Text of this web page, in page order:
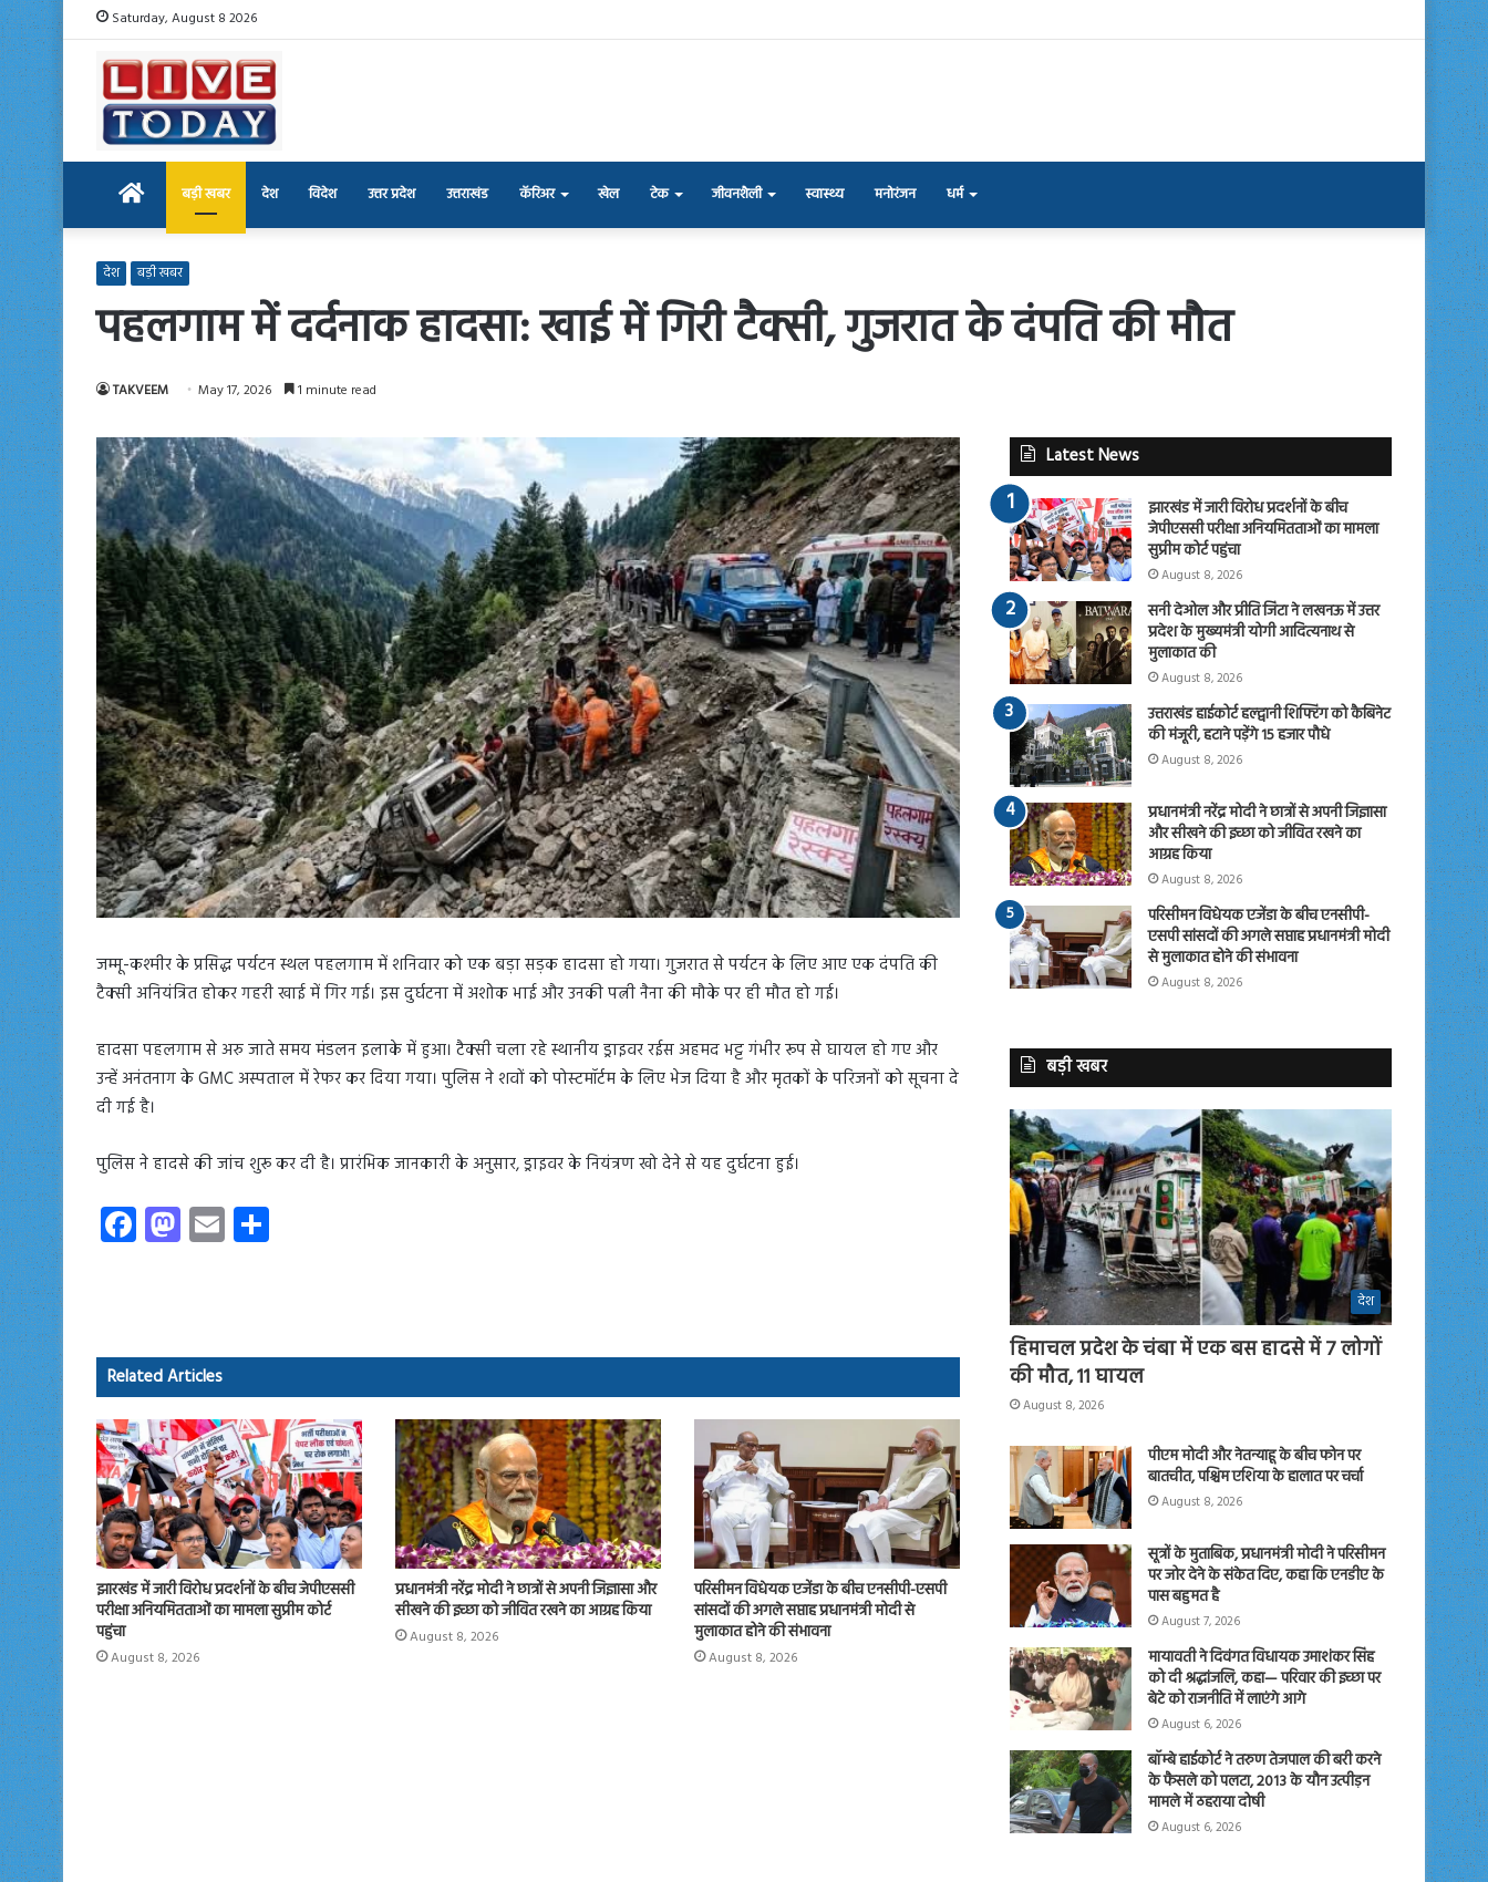
Saturday, August 8 2026
Home बड़ी खबर देश विदेश उत्तर प्रदेश उत्तराखंड कॅरिअर खेल टेक जीवनशैली स्वास्थ्य मनोरंजन धर्म
देश बड़ी खबर
पहलगाम में दर्दनाक हादसा: खाई में गिरी टैक्सी, गुजरात के दंपति की मौत
TAKVEEM May 17, 2026 1 minute read
जम्मू-कश्मीर के प्रसिद्ध पर्यटन स्थल पहलगाम में शनिवार को एक बड़ा सड़क हादसा हो गया। गुजरात से पर्यटन के लिए आए एक दंपति की
टैक्सी अनियंत्रित होकर गहरी खाई में गिर गई। इस दुर्घटना में अशोक भाई और उनकी पत्नी नैना की मौके पर ही मौत हो गई।
हादसा पहलगाम से अरु जाते समय मंडलन इलाके में हुआ। टैक्सी चला रहे स्थानीय ड्राइवर रईस अहमद भट्ट गंभीर रूप से घायल हो गए और
उन्हें अनंतनाग के GMC अस्पताल में रेफर कर दिया गया। पुलिस ने शवों को पोस्टमॉर्टम के लिए भेज दिया है और मृतकों के परिजनों को सूचना दे
दी गई है।
पुलिस ने हादसे की जांच शुरू कर दी है। प्रारंभिक जानकारी के अनुसार, ड्राइवर के नियंत्रण खो देने से यह दुर्घटना हुई।
Fa
ce
ok
M
as
o
n
E
m
Related Articles
झारखंड में जारी विरोध प्रदर्शनों के बीच जेपीएससी
परीक्षा अनियमितताओं का मामला सुप्रीम कोर्ट
पहुंचा
August 8, 2026
प्रधानमंत्री नरेंद्र मोदी ने छात्रों से अपनी जिज्ञासा और
सीखने की इच्छा को जीवित रखने का आग्रह किया
August 8, 2026
परिसीमन विधेयक एजेंडा के बीच एनसीपी-एसपी
सांसदों की अगले सप्ताह प्रधानमंत्री मोदी से
मुलाकात होने की संभावना
August 8, 2026
Latest News
झारखंड में जारी विरोध प्रदर्शनों के बीच
जेपीएससी परीक्षा अनियमितताओं का मामला
सुप्रीम कोर्ट पहुंचा
August 8, 2026
सनी देओल और प्रीति जिंटा ने लखनऊ में उत्तर
प्रदेश के मुख्यमंत्री योगी आदित्यनाथ से
मुलाकात की
August 8, 2026
उत्तराखंड हाईकोर्ट हल्द्वानी शिफ्टिंग को कैबिनेट
की मंजूरी, हटाने पड़ेंगे 15 हजार पौधे
August 8, 2026
प्रधानमंत्री नरेंद्र मोदी ने छात्रों से अपनी जिज्ञासा
और सीखने की इच्छा को जीवित रखने का
आग्रह किया
August 8, 2026
परिसीमन विधेयक एजेंडा के बीच एनसीपी-
एसपी सांसदों की अगले सप्ताह प्रधानमंत्री मोदी
से मुलाकात होने की संभावना
August 8, 2026
बड़ी खबर
देश
हिमाचल प्रदेश के चंबा में एक बस हादसे में 7 लोगों
की मौत, 11 घायल
August 8, 2026
पीएम मोदी और नेतन्याहू के बीच फोन पर
बातचीत, पश्चिम एशिया के हालात पर चर्चा
August 8, 2026
सूत्रों के मुताबिक, प्रधानमंत्री मोदी ने परिसीमन
पर जोर देने के संकेत दिए, कहा कि एनडीए के
पास बहुमत है
August 7, 2026
मायावती ने दिवंगत विधायक उमाशंकर सिंह
को दी श्रद्धांजलि, कहा— परिवार की इच्छा पर
बेटे को राजनीति में लाएंगे आगे
August 6, 2026
बॉम्बे हाईकोर्ट ने तरुण तेजपाल की बरी करने
के फैसले को पलटा, 2013 के यौन उत्पीड़न
मामले में ठहराया दोषी
August 6, 2026